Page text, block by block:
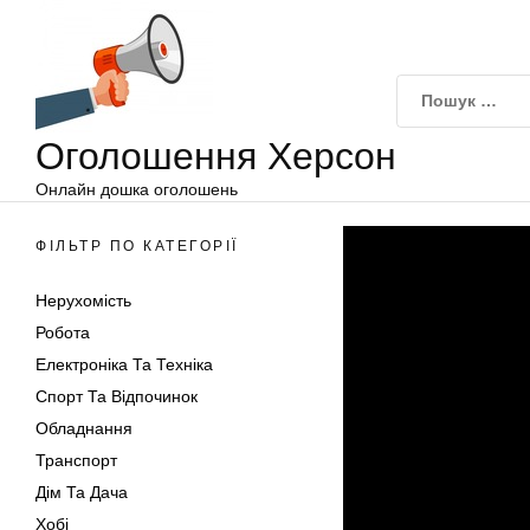
Оголошення Херсон
Онлайн дошка оголошень
ФІЛЬТР ПО КАТЕГОРІЇ
Нерухомість
Робота
Електроніка Та Техніка
Спорт Та Відпочинок
Обладнання
Транспорт
Дім Та Дача
Хобі